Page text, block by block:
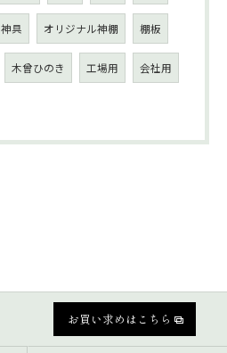
神具 オリジナル神棚 棚板
木曾ひのき 工場用 会社用
お買い求めはこちら